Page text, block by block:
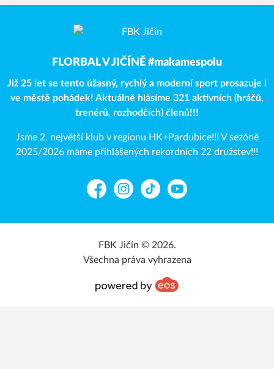
FLORBAL V JIČÍNĚ #makamespolu
Již 25 let se tento úžasný, rychlý a moderní sport prosazuje i
ve městě pohádek! Aktuálně hlásíme 321 aktivních (hráčů,
trenérů, rozhodčích) členů!!!
Jsme 2. největší klub v regionu HK+Pardubice!!! V sezóně
2025/2026 máme přihlášených rekordních 22 družstev!!!
FacebookInstagram
TikTok YouTube
FBK Jičín © 2026.
Všechna práva vyhrazena